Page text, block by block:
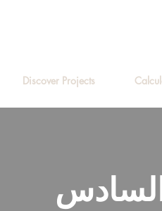
Discover Projects